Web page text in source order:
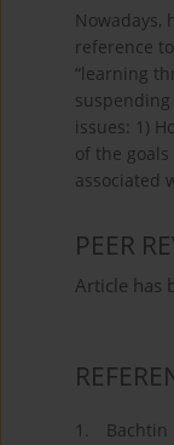
Nowadays,
reference
“learning
issues: 1)
of the
associated
PEER
Article has
1.
Bachtin